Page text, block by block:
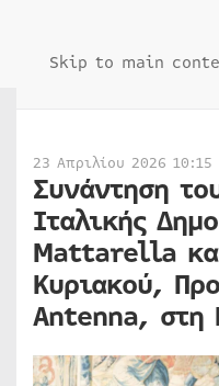
Skip to main
23 Απριλίου 2026 10:15
Συνάντηση
Ιταλικής
Mattarella
Κυριακού,
Antenna, στη